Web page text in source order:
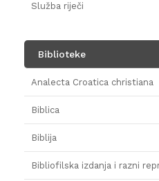
Služba riječi
Biblioteke
Analecta Croatica christiana
Biblica
Biblija
Bibliofilska izdanja i razni